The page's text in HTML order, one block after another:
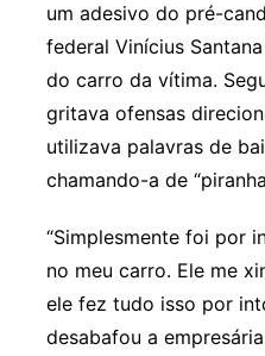
um adesivo do pré-
federal Vinícius
do carro da vítima.
gritava ofensas
utilizava palavras de
chamando-a de
“Simplesmente foi por
no meu carro. Ele me
ele fez tudo isso por
desabafou a